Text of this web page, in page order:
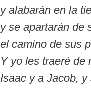
y alabarán en la
y se apartarán de
el camino de sus
Y yo les traeré de
Isaac y a Jacob,